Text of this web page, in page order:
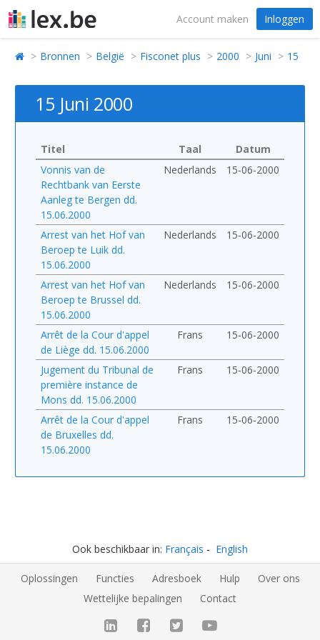
Account maken Inloggen
Bronnen België Fisconet plus 2000 Juni 15
15 Juni 2000
Titel Taal
Datum
Vonnis van de
Rechtbank van Eerste
Aanleg te Bergen dd.
15.06.2000
Nederlands 15-06-2000
Arrest van het Hof van
Beroep te Luik dd.
15.06.2000
Nederlands 15-06-2000
Arrest van het Hof van
Beroep te Brussel dd.
15.06.2000
Nederlands 15-06-2000
Arrêt de la Cour d'appel
de Liège dd. 15.06.2000
Frans 15-06-2000
Jugement du Tribunal de
première instance de
Mons dd. 15.06.2000
Frans 15-06-2000
Arrêt de la Cour d'appel
de Bruxelles dd.
15.06.2000
Frans 15-06-2000
Ook beschikbaar in: Français English
Oplossingen Functies Adresboek Hulp
Over ons
Wettelijke bepalingen
Contact